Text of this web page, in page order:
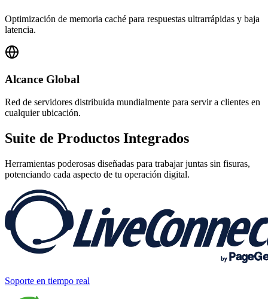
Optimización de memoria caché para respuestas ultrarrápidas y baja
latencia.
Alcance Global
Red de servidores distribuida mundialmente para servir a clientes en
cualquier ubicación.
Suite de Productos Integrados
Herramientas poderosas diseñadas para trabajar juntas sin fisuras,
potenciando cada aspecto de tu operación digital.
Soporte en tiempo real